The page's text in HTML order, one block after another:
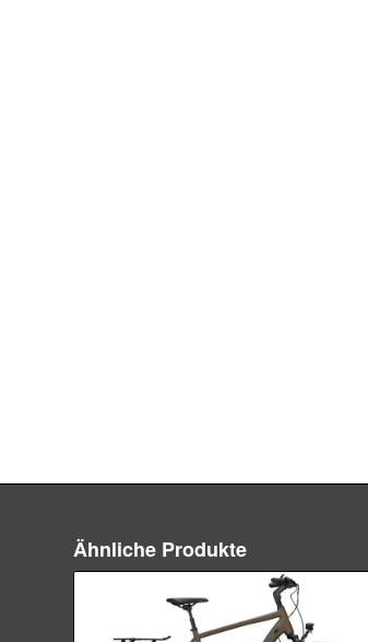
Ähnliche Produkte